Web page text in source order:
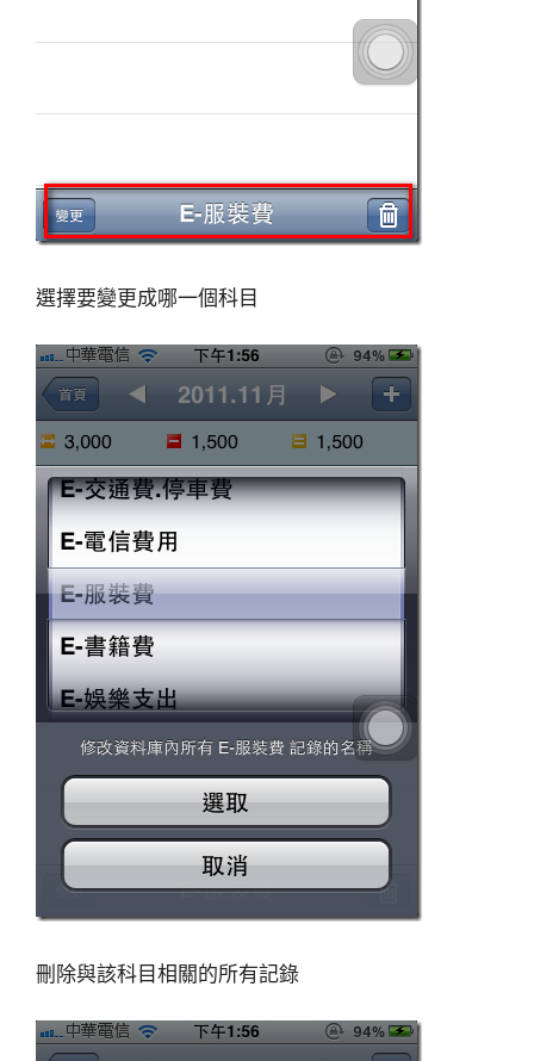
選擇要變更成哪一個科目
刪除與該科目相關的所有記錄